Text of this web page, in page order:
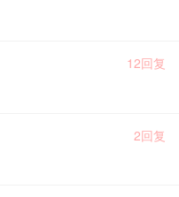
12回复
2回复